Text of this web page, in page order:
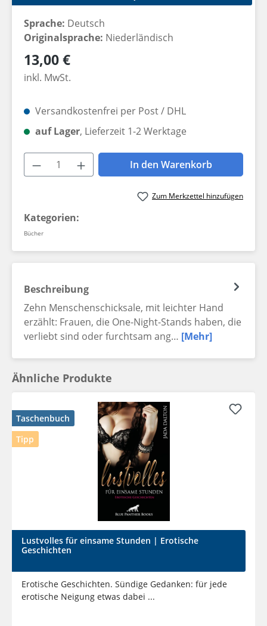
Sprache: Deutsch
Originalsprache: Niederländisch
Regulärer Preis:
13,00 €
inkl. MwSt.
Versandkostenfrei per Post / DHL
auf Lager, Lieferzeit 1-2 Werktage
Produkt Anzahl: Gib den
In den Warenkorb
Zum Merkzettel hinzufügen
Kategorien:
Bücher
Beschreibung
Zehn Menschenschicksale, mit leichter Hand
erzählt: Frauen, die One-Night-Stands haben, die
verliebt sind oder furchtsam ang… [Mehr]
Ähnliche Produkte
Taschenbuch
Tipp
Lustvolles für einsame Stunden | Erotische
Geschichten
Erotische Geschichten. Sündige Gedanken: für jede
erotische Neigung etwas dabei ...